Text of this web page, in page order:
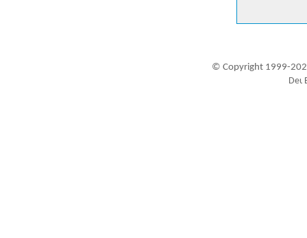
© Copyright 1999-